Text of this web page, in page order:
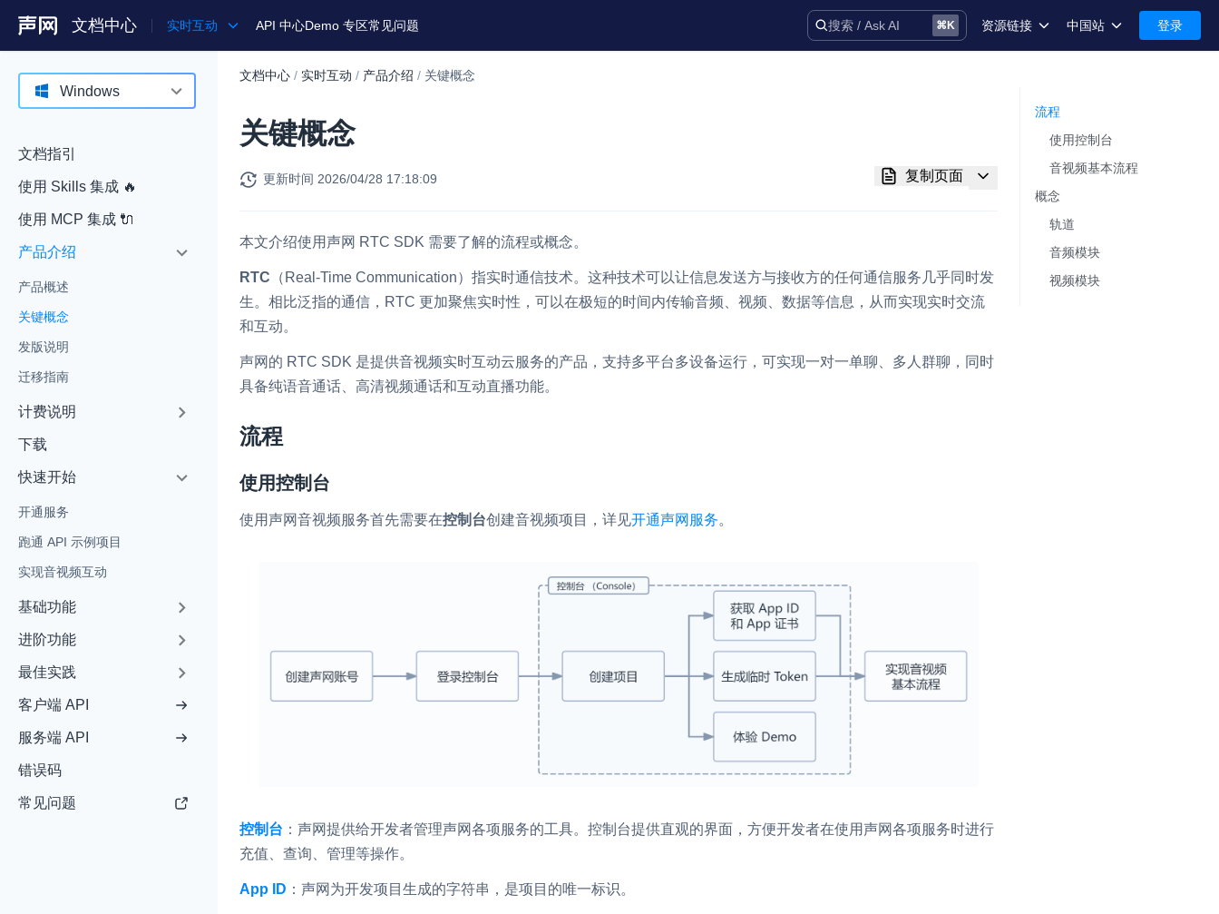
文档中心 实时互动
产品
通用文档
Legacy 文档
实时互动基础能力
实时互动
即时通讯 IM NEW
全球化的即时聊天云服务。
微呼叫 NEW
实现智能硬件和微信小程序之间的实时音
视频互通
Status Page
云市场
拓展 SDK 能力，打造更具个性化的音视频
媒体服务
旁路推流
输入在线媒体流
RTC 服务端 SDK
API 中心Demo 专区常见问题 搜索 / Ask AI ⌘ K 资源链接
技术支持
中国站
International-English
登录
Windows
iOS
HarmonyOS
小程序
Electron
Unity
Unreal (Blueprint)
React
RESTful
文档指引
使用 Skills 集成 🔥
使用 MCP 集成 🔌
产品介绍
产品概述
关键概念
发版说明
迁移指南
计费说明
下载
快速开始
开通服务
跑通 API 示例项目
实现音视频互动
基础功能
进阶功能
最佳实践
客户端 API
服务端 API
错误码
常见问题
文档中心 / 实时互动 / 产品介绍 / 关键概念
关键概念
更新时间 2026/04/28 17:18:09 复制页面
本文介绍使用声网 RTC SDK 需要了解的流程或概念。
RTC （Real-Time Communication）指实时通信技术。这种技术可以让信息发送方与接收方的任何通信服务几乎同时发
生。相比泛指的通信，RTC 更加聚焦实时性，可以在极短的时间内传输音频、视频、数据等信息，从而实现实时交流
和互动。
声网的 RTC SDK 是提供音视频实时互动云服务的产品，支持多平台多设备运行，可实现一对一单聊、多人群聊，同时
具备纯语音通话、高清视频通话和互动直播功能。
流程
使用控制台
使用声网音视频服务首先需要在控制台创建音视频项目，详见开通声网服务。
控制台 ：声网提供给开发者管理声网各项服务的工具。控制台提供直观的界面，方便开发者在使用声网各项服务时进行
充值、查询、管理等操作。
App ID ：声网为开发项目生成的字符串，是项目的唯一标识。
流程​
使用控制台​
音视频基本流程​
概念​
轨道​
音频模块​
视频模块​